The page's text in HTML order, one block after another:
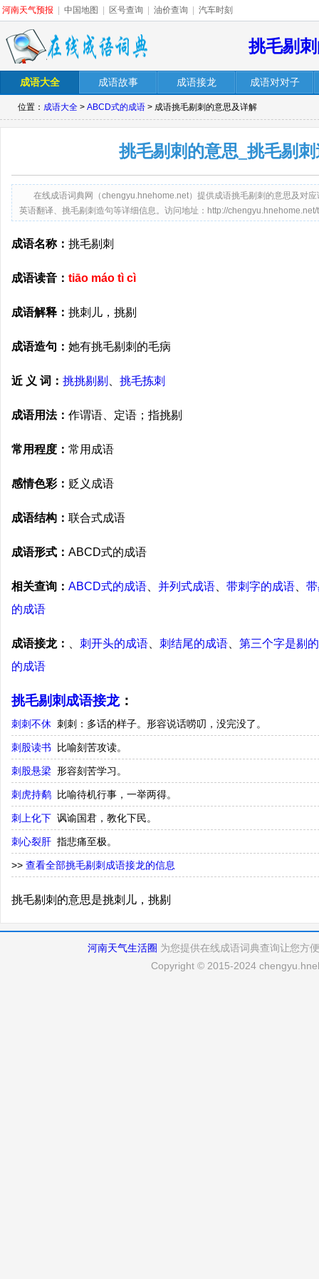
河南天气预报 中国地图 区号查询 油价查询 汽车时刻
挑毛剔
成语大全 成语故事 成语接龙 成语对对子
位置： 成语大全 > ABCD式的成语 > 成语挑毛剔刺的意思及详解
挑毛剔刺的意思_挑毛剔
在线成语词典网（chengyu.hnehome.net）提供成语挑毛剔刺的意思及对
英语翻译、挑毛剔刺造句等详细信息。访问地址：http://
成语名称： 挑毛剔刺
成语读音： tiāo máo tì cì
成语解释： 挑刺儿，挑剔
成语造句： 她有挑毛剔刺的毛病
近 义 词： 挑挑剔剔 挑毛拣刺
成语用法： 作谓语、定语；指挑剔
常用程度： 常用成语
感情色彩： 贬义成语
成语结构： 联合式成语
成语形式： ABCD式的成语
相关查询： ABCD式的成语 并列式成语 带刺字的成语
的成语
成语接龙： 刺开头的成语 刺结尾的成语
第三个字是剔
的成语
挑毛剔刺成语接龙：
刺刺不休 刺刺：多话的样子。形容说话唠叨，没完没了。
刺股读书 比喻刻苦攻读。
刺股悬梁 形容刻苦学习。
刺虎持鹬 比喻待机行事，一举两得。
刺上化下 讽谕国君，教化下民。
刺心裂肝 指悲痛至极。
>> 查看全部挑毛剔刺成语接龙的信息
挑毛剔刺的意思是挑刺儿，挑剔
河南天气生活圈 为您提供在线成语词典查询让您方
Copyright © 2015-2024